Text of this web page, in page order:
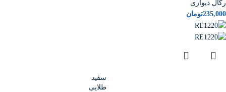
رگال دیواری
235,000تومان
سفید
طلایی